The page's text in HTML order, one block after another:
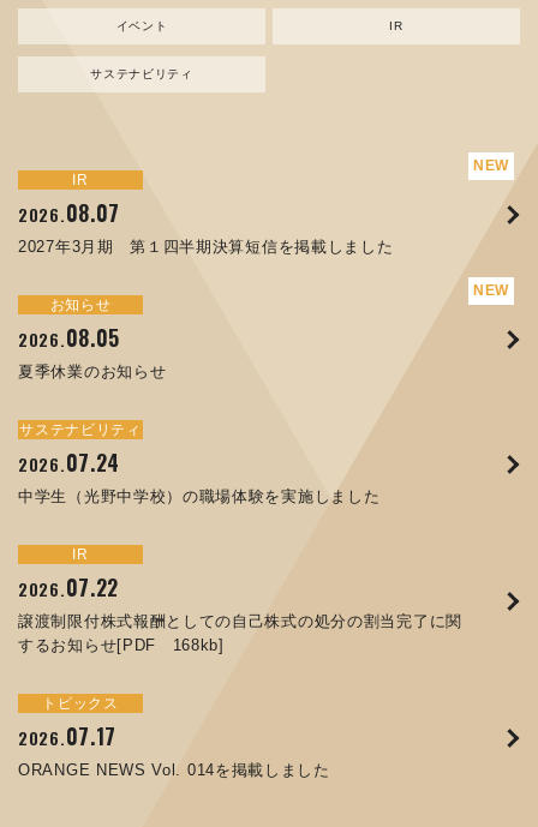
イベント IR
サステナビリティ
IR
2026.08.07
2027年3月期 第１四半期決算短信を掲載しました
お知らせ
2026.08.05
夏季休業のお知らせ
サステナビリティ
2026.07.24
中学生（光野中学校）の職場体験を実施しました
IR
2026.07.22
譲渡制限付株式報酬としての自己株式の処分の割当完了に関
するお知らせ[PDF 168kb]
トピックス
2026.07.17
ORANGE NEWS Vol. 014を掲載しました
新規事業
2024.04.10
資源ごみAI 自動選別機 販売開始のお知らせ
お知らせ
2026.08.05
夏季休業のお知らせ
お知らせ
2025.11.17
コラムを更新しました：MECT2025(メカトロテックジャパ
お知らせ
2025. 09.02
お知らせ
2025.05.29
コラムを更新しました：MEX金沢2025(第61回機械工業見本
お知らせ
2025.05.15
トピックス
2026.07.17
ORANGE NEWS Vol. 014を掲載しました
トピックス
2026.04.17
ORANGE NEWS Vol. 013を掲載しました
トピックス
2025.10.01
高松流技Vol.25を掲載しました
トピックス
2025.09.10
ORANGE NEWS Vol. 011を掲載しました
2025.07.31
ORANGE NEWS Vol. 010を掲載しました
イベント
2026.04.03
MEX金沢2026 出展のご案内 ※終了しました
イベント
2025.08.29
MECT 2025 出展のご案内 ※終了しました
イベント
2025.04.16
MEX金沢2025 出展のご案内 ※終了しました
イベント
2024.09.26
JIMTOF2024 出展のご案内 ※終了しました
2024.05.13
MEX金沢2024 学生向け会社説明コーナー予約のご案内 ※
終了しました
IR
2026.08.07
2027年3月期 第１四半期決算短信を掲載しました
IR
2026.07.22
譲渡制限付株式報酬としての自己株式の処分の割当完了に関
IR
2026. 07.07
IR
2026.07.01
コーポレートガバナンス報告書を更新しました
IR
2026.06.26
第65回定時株主総会のご報告を掲載しました
サステナビリティ
2026.07.24
中学生（光野中学校）の職場体験を実施しました
サステナビリティ
2026.06.12
人材戦略を策定しました
サステナビリティ
2026.03.26
「健康経営優良法人２０２６（大規模法人部門）」に認定さ
サステナビリティ
2025.12.09
令和７年度石川県ワークライフバランス企業知事表彰「優良
サステナビリティ
2025.12.04